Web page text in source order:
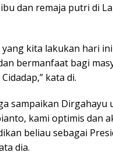
dan remaja putri di
yang kita lakukan hari
bermanfaat bagi
kata di.
sampaikan Dirgahayu
kami optimis dan
beliau sebagai
dia.